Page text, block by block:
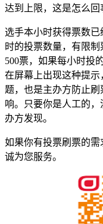
达到上限，这是怎么回
选手本小时获得票数
时的投票数量，有限制
500票，如果每小时投
在屏幕上出现这种提
题，也是主办方防止
响。只要你是人工的
办方发现。
如果你有投票刷票的
诚为您服务。